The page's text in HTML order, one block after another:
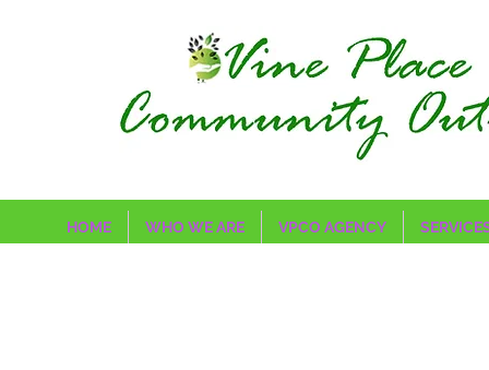
HOME WHO WE ARE VPCO AGENCY